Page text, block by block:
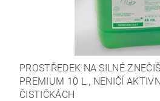
PROSTŘEDEK NA SILNÉ
PREMIUM 10 L., NENIČÍ
ČISTIČKÁCH